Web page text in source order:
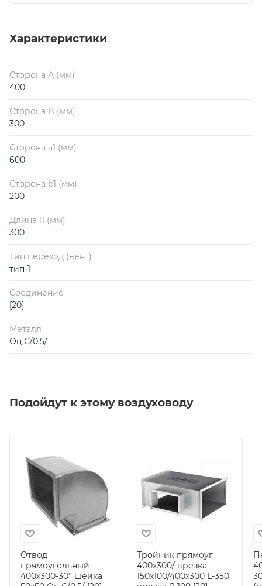
Характеристики
Сторона А (мм)
400
Сторона B (мм)
300
Сторона a1 (мм)
600
Сторона b1 (мм)
200
Длина l1 (мм)
300
Тип переход (вент)
тип-1
Соединение
[20]
Металл
Оц.С/0,5/
Подойдут к этому воздуховоду
Отвод
прямоугольный
400х300-30° шейка
Тройник прямоуг.
400х300/ врезка
150х100/400х300 L-350